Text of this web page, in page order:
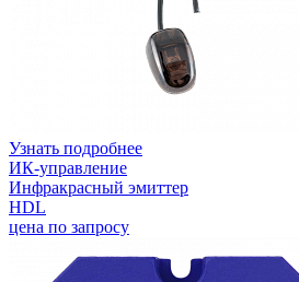
Узнать подробнее
ИК-управление
Инфракрасный эмиттер
HDL
цена по запросу